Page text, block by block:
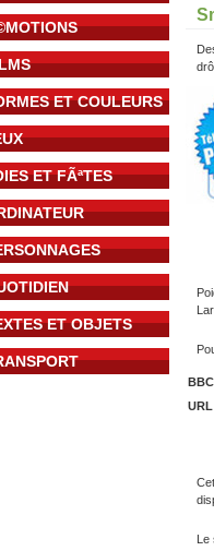
ET COULEURS
ET FÃªTES
ET OBJETS
URL
Le